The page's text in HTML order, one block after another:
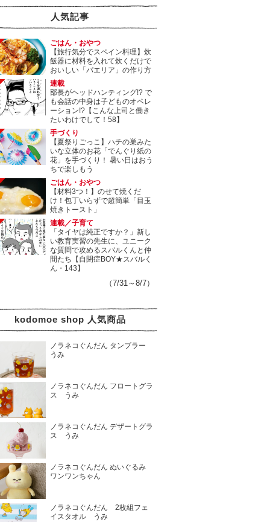
人気記事
ごはん・おやつ
【旅行気分でスペイン料理】炊
飯器に材料を入れて炊くだけで
おいしい「パエリア」の作り方
連載
部長がヘッドハンティング!? で
も会話の中身は子どものオペレ
ーション!?【こんな上司と働き
たいわけでして！58】
手づくり
【夏祭りごっこ】ハチの巣みた
いな立体のお花「でんぐり紙の
花」を手づくり！ 暑い日はおう
ちで楽しもう
ごはん・おやつ
【材料3つ！】のせて焼くだ
け！包丁いらずで超簡単「目玉
焼きトースト」
連載／子育て
「タイヤは純正ですか？」新し
い教育実習の先生に、ユニーク
な質問で攻めるスバルくんと仲
間たち【自閉症BOY★スバルく
ん・143】
（7/31～8/7）
kodomoe shop 人気商品
ノラネコぐんだん タンブラー
うみ
ノラネコぐんだん フロートグラ
ス うみ
ノラネコぐんだん デザートグラ
ス うみ
ノラネコぐんだん ぬいぐるみ
ワンワンちゃん
ノラネコぐんだん 2枚組フェ
イスタオル うみ